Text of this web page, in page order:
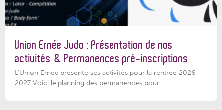
Union Ernée Judo : Présentation de nos
activités & Permanences pré-inscriptions
L'Union Ernée présente ses activités pour la rentrée 2026-
2027 Voici le planning des permanences pour...